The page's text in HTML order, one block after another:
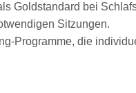
Goldstandard bei
Sitzungen.
Programme, die